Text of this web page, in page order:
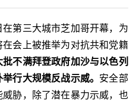
第三大城市芝加哥开幕，为
会上被推举为对抗共和党籍
批不满拜登政府加沙与以色列
行大规模反战示威。 安全部
胁，除了潜在暴力示威，也